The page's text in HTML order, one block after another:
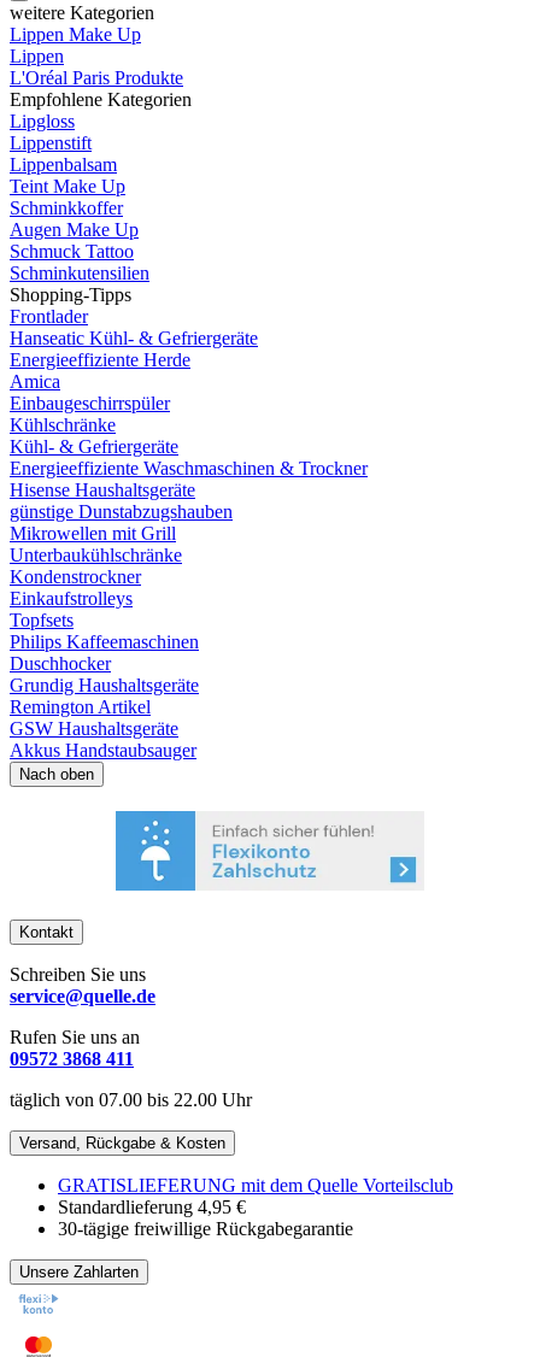
weitere Kategorien
Lippen Make Up
Lippen
L'Oréal Paris Produkte
Empfohlene Kategorien
Lipgloss
Lippenstift
Lippenbalsam
Teint Make Up
Schminkkoffer
Augen Make Up
Schmuck Tattoo
Schminkutensilien
Shopping-Tipps
Frontlader
Hanseatic Kühl- & Gefriergeräte
Energieeffiziente Herde
Amica
Einbaugeschirrspüler
Kühlschränke
Kühl- & Gefriergeräte
Energieeffiziente Waschmaschinen & Trockner
Hisense Haushaltsgeräte
günstige Dunstabzugshauben
Mikrowellen mit Grill
Unterbaukühlschränke
Kondenstrockner
Einkaufstrolleys
Topfsets
Philips Kaffeemaschinen
Duschhocker
Grundig Haushaltsgeräte
Remington Artikel
GSW Haushaltsgeräte
Akkus Handstaubsauger
Nach oben
Kontakt
Schreiben Sie uns
service@quelle.de
Rufen Sie uns an
09572 3868 411
täglich von 07.00 bis 22.00 Uhr
Versand, Rückgabe & Kosten
GRATISLIEFERUNG mit dem Quelle Vorteilsclub
Standardlieferung 4,95 €
30-tägige freiwillige Rückgabegarantie
Unsere Zahlarten